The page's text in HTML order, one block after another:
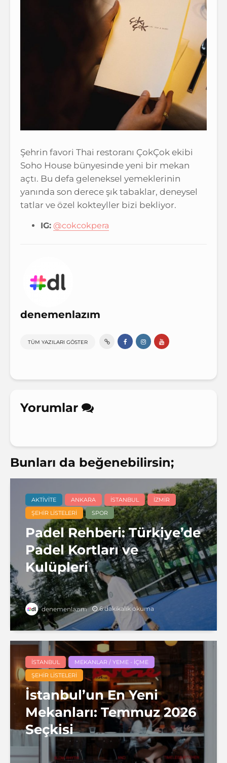
Şehrin favori Thai restoranı ÇokÇok ekibi
Soho House bünyesinde yeni bir mekan
açtı. Bu defa geleneksel yemeklerinin
yanında son derece şık tabaklar, deneysel
tatlar ve özel kokteyller bizi bekliyor.
IG: @cokcokpera
denemenlazım
TÜM YAZILARI GÖSTER
Yorumlar
Bunları da beğenebilirsin;
AKTIVITE ANKARA İSTANBUL
İZMIR
ŞEHIR LISTELERI
SPOR
Padel Rehberi: Türkiye’de
Padel Kortları ve
Kulüpleri
denemenlazım 6 dakikalık okuma
İSTANBUL
MEKANLAR / YEME - İÇME
ŞEHIR LISTELERI
İstanbul’un En Yeni
Mekanları: Temmuz 2026
Seçkisi